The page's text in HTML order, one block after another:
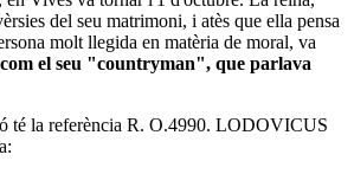
del seu matrimoni, i atès que ella pensa
molt llegida en matèria de moral, va
com el seu "countryman", que parlava
té la referència R. O.4990. LODOVICUS